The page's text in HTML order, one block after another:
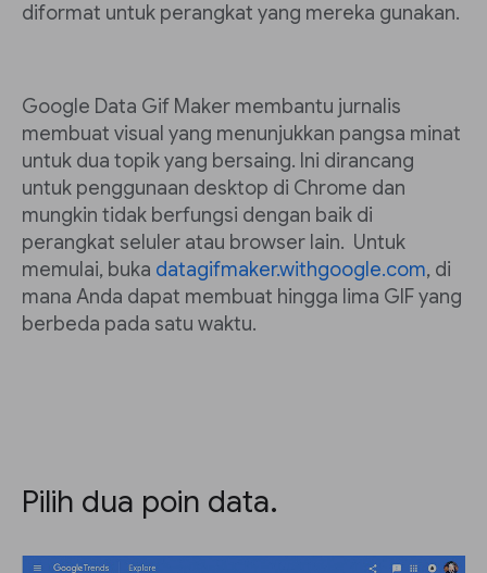
diformat untuk perangkat yang mereka gunakan.
Google Data Gif Maker membantu jurnalis
membuat visual yang menunjukkan pangsa minat
untuk dua topik yang bersaing. Ini dirancang
untuk penggunaan desktop di Chrome dan
mungkin tidak berfungsi dengan baik di
perangkat seluler atau browser lain. Untuk
memulai, buka datagifmaker.withgoogle.com, di
mana Anda dapat membuat hingga lima GIF yang
berbeda pada satu waktu.
Pilih dua poin data.